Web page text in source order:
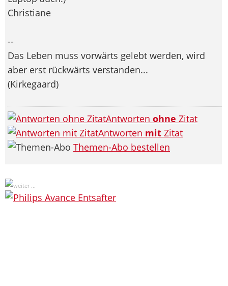
Christiane
--
Das Leben muss vorwärts gelebt werden, wird
aber erst rückwärts verstanden...
(Kirkegaard)
Antworten ohne Zitat
Antworten mit Zitat
Themen-Abo bestellen